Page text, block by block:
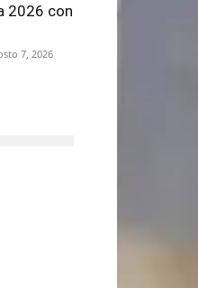
2026 con
7, 2026